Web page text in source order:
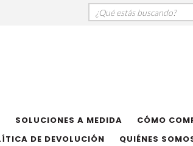
SOLUCIONES A MEDIDA CÓMO
DE DEVOLUCIÓN QUIÉNES